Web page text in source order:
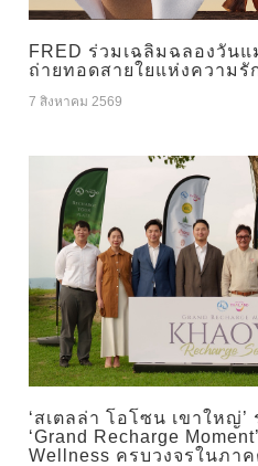
FRED ร่วมเฉลิมฉลองวัน
ถ่ายทอดสายใยแห่งความ
7 สิงหาคม 2569
‘สเตลล่า โอโซน เขาใหญ่
‘Grand Recharge
Wellness ครบวงจรในภา